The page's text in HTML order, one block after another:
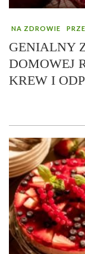
NA ZDROWIE
GENIALNY
DOMOWEJ
KREW I